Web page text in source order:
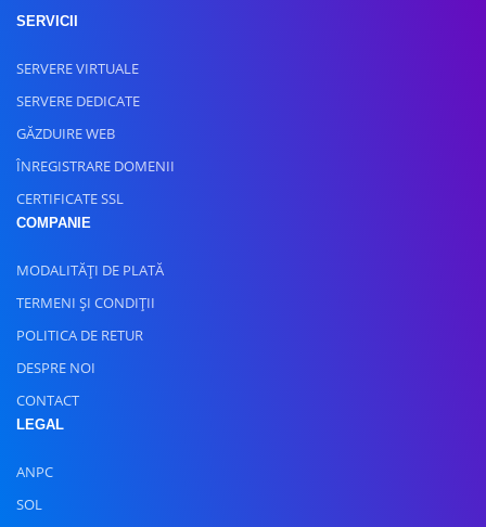
SERVICII
SERVERE VIRTUALE
SERVERE DEDICATE
GĂZDUIRE WEB
ÎNREGISTRARE DOMENII
CERTIFICATE SSL
COMPANIE
MODALITĂȚI DE PLATĂ
TERMENI ȘI CONDIȚII
POLITICA DE RETUR
DESPRE NOI
CONTACT
LEGAL
ANPC
SOL